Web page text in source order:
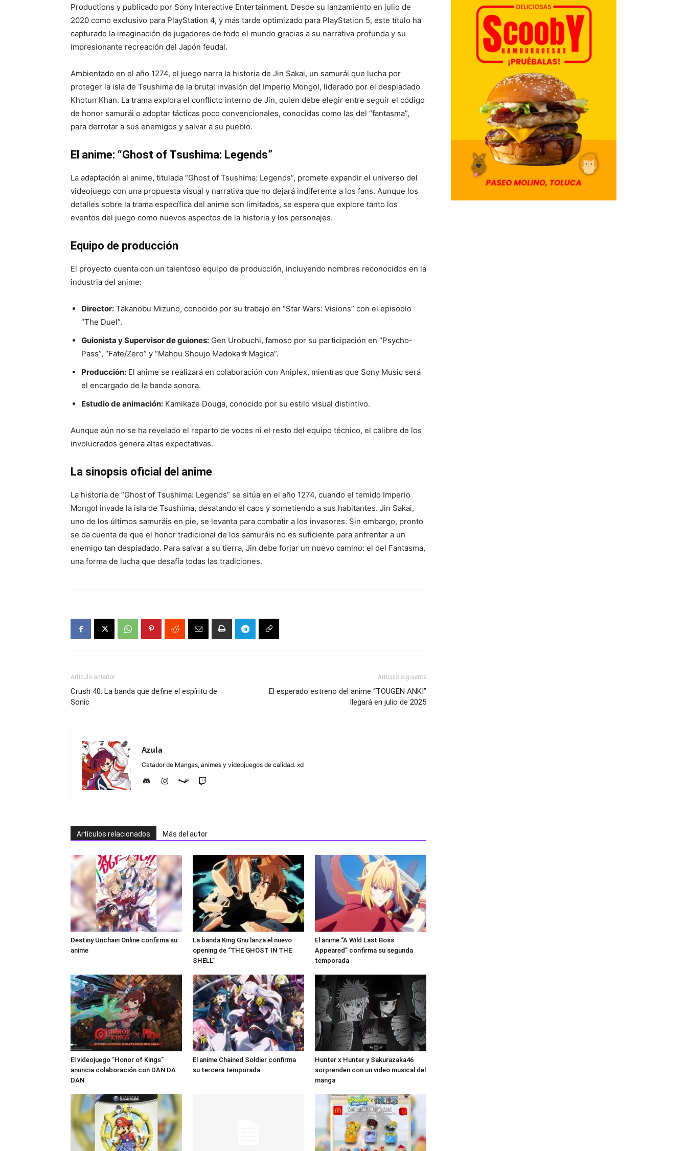
Productions y publicado por Sony Interactive Entertainment. Desde su lanzamiento en julio de
2020 como exclusivo para PlayStation 4, y más tarde optimizado para PlayStation 5, este título ha
capturado la imaginación de jugadores de todo el mundo gracias a su narrativa profunda y su
impresionante recreación del Japón feudal.
Ambientado en el año 1274, el juego narra la historia de Jin Sakai, un samurái que lucha por
proteger la isla de Tsushima de la brutal invasión del Imperio Mongol, liderado por el despiadado
Khotun Khan. La trama explora el conflicto interno de Jin, quien debe elegir entre seguir el código
de honor samurái o adoptar tácticas poco convencionales, conocidas como las del “fantasma”,
para derrotar a sus enemigos y salvar a su pueblo.
El anime: “Ghost of Tsushima: Legends”
La adaptación al anime, titulada “Ghost of Tsushima: Legends”, promete expandir el universo del
videojuego con una propuesta visual y narrativa que no dejará indiferente a los fans. Aunque los
detalles sobre la trama específica del anime son limitados, se espera que explore tanto los
eventos del juego como nuevos aspectos de la historia y los personajes.
Equipo de producción
El proyecto cuenta con un talentoso equipo de producción, incluyendo nombres reconocidos en la
industria del anime:
Director: Takanobu Mizuno, conocido por su trabajo en “Star Wars: Visions” con el episodio
“The Duel”.
Guionista y Supervisor de guiones: Gen Urobuchi, famoso por su participación en “Psycho-
Pass”, “Fate/Zero” y “Mahou Shoujo Madoka☆Magica”.
Producción: El anime se realizará en colaboración con Aniplex, mientras que Sony Music será
el encargado de la banda sonora.
Estudio de animación: Kamikaze Douga, conocido por su estilo visual distintivo.
Aunque aún no se ha revelado el reparto de voces ni el resto del equipo técnico, el calibre de los
involucrados genera altas expectativas.
La sinopsis oficial del anime
La historia de “Ghost of Tsushima: Legends” se sitúa en el año 1274, cuando el temido Imperio
Mongol invade la isla de Tsushima, desatando el caos y sometiendo a sus habitantes. Jin Sakai,
uno de los últimos samuráis en pie, se levanta para combatir a los invasores. Sin embargo, pronto
se da cuenta de que el honor tradicional de los samuráis no es suficiente para enfrentar a un
enemigo tan despiadado. Para salvar a su tierra, Jin debe forjar un nuevo camino: el del Fantasma,
una forma de lucha que desafía todas las tradiciones.
Artículo anterior
Crush 40: La banda que define el espíritu de
Sonic
Artículo siguiente
El esperado estreno del anime “TOUGEN ANKI”
llegará en julio de 2025
Azula
Catador de Mangas, animes y videojuegos de calidad. xd
Artículos relacionados Más del autor
Destiny Unchain Online confirma su
anime
La banda King Gnu lanza el nuevo
opening de “THE GHOST IN THE
SHELL”
El anime “A Wild Last Boss
Appeared” confirma su segunda
temporada
El videojuego “Honor of Kings”
anuncia colaboración con DAN DA
DAN
El anime Chained Soldier confirma
su tercera temporada
Hunter x Hunter y Sakurazaka46
sorprenden con un video musical del
manga